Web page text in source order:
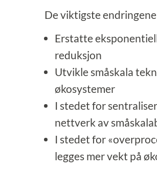
De viktigste
Erstatte
reduksjon
Utvikle småskala
økosystemer
I stedet for
nettverk av
I stedet for
legges mer vekt på